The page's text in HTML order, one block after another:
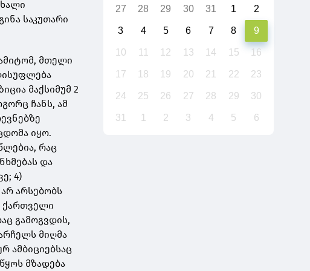
საკუთარი
მთელი
მაქსიმუმ 2
ჩანს, ამ
იყო.
რაც
და
4)
არსებობს
ქართველი
გამოგვდის,
მიღმა
ამბიციებსაც
მზადება
27 28 29 30 31 1 2
3 4 5 6 7 8 9
10 11 12 13 14 15 16
17 18 19 20 21 22 23
24 25 26 27 28 29 30
31 1 2 3 4 5 6